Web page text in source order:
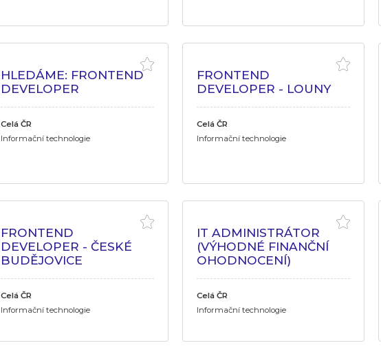
HLEDÁME: FRONTEND
DEVELOPER
Celá ČR
Informační technologie
FRONTEND
DEVELOPER - LOUNY
Celá ČR
Informační technologie
FRONTEND
DEVELOPER - ČESKÉ
BUDĚJOVICE
Celá ČR
Informační technologie
IT ADMINISTRÁTOR
(VÝHODNÉ FINANČNÍ
OHODNOCENÍ)
Celá ČR
Informační technologie